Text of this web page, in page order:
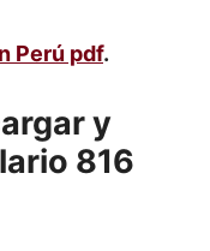
Perú pdf.
y
816